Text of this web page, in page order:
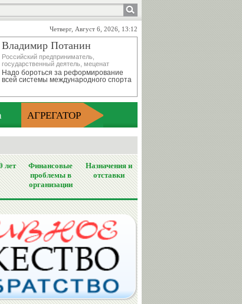
Четверг, Август 6, 2026, 13:12
Владимир Потанин
Российский предприниматель,
государственный деятель, меценат
Надо бороться за реформирование
всей системы международного спорта
АГРЕГАТОР
лет
Финансовые
проблемы в
организации
Назначения и
отставки